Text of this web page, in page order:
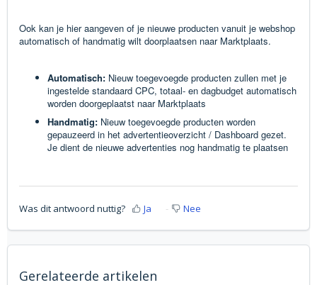
Ook kan je hier aangeven of je nieuwe producten vanuit je webshop
automatisch of handmatig wilt doorplaatsen naar Marktplaats.
Automatisch: Nieuw toegevoegde producten zullen met je
ingestelde standaard CPC, totaal- en dagbudget automatisch
worden doorgeplaatst naar Marktplaats
Handmatig: Nieuw toegevoegde producten worden
gepauzeerd in het advertentieoverzicht / Dashboard gezet.
Je dient de nieuwe advertenties nog handmatig te plaatsen
Was dit antwoord nuttig? Ja Nee
Gerelateerde artikelen